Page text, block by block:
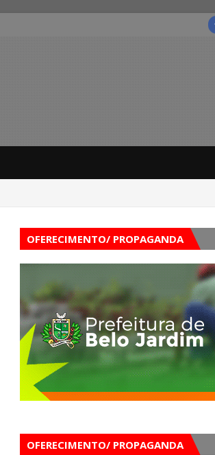
OFERECIMENTO/ PROPAGANDA
OFERECIMENTO/ PROPAGANDA